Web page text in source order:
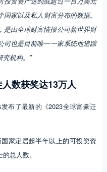
家以及私人财富分布的数据。
是由全球财富情报公司新世界财
司也是目前唯一一家系统地追踪
机构。 ”
数获奖达13万人
布了最新的《2023全球富豪迁
家定居超半年以上的可投资资
总人数。